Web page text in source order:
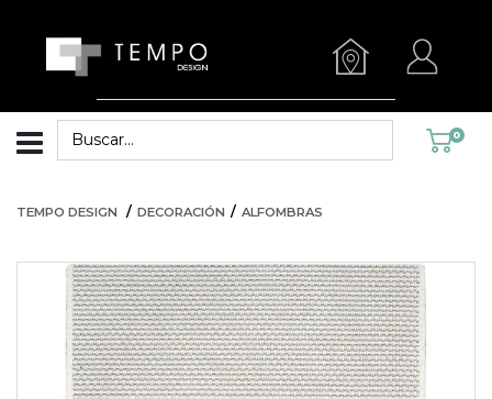
0
TEMPO DESIGN DECORACIÓN ALFOMBRAS